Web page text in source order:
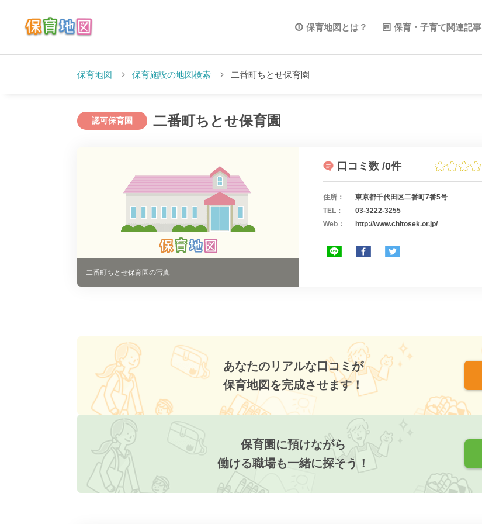
保育地図とは？ 保育・子育て関連記事
保育地図 保育施設の地図検索 二番町ちとせ保育園
認可保育園 二番町ちとせ保育園
二番町ちとせ保育園の写真
口コミ数 /0件
住所：
東京都千代田区二番町7番5号
TEL：
03-3222-3255
Web：
http://www.chitosek.or.jp/
あなたのリアルな口コミが
保育地図を完成させます！
保育園に預けながら
働ける職場も一緒に探そう！